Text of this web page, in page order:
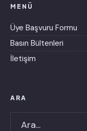
MENÜ
Üye Başvuru Formu
Basın Bültenleri
İletişim
ARA